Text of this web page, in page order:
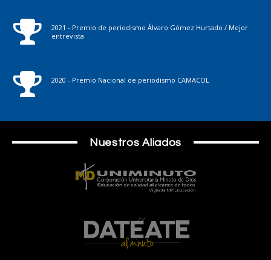
2021 - Premio de periodismo Álvaro Gómez Hurtado / Mejor
entrevista
2020 - Premio Nacional de periodismo CAMACOL
Nuestros Aliados